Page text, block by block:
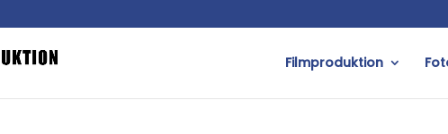
Filmproduktion